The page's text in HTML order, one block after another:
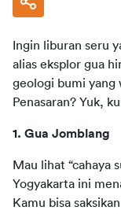
Ingin liburan seru
alias eksplor gua
geologi bumi yang
Penasaran? Yuk,
1. Gua Jomblang
Mau lihat “cahaya
Yogyakarta ini
Kamu bisa